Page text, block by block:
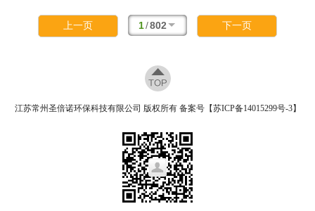
上一页 1/802 下一页
江苏常州圣倍诺环保科技有限公司 版权所有 备案号【苏ICP备14015299号-3】